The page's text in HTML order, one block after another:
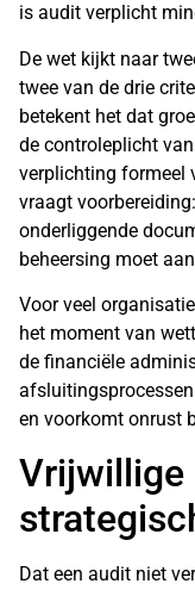
is audit verplicht
De wet kijkt naar
twee van de drie
betekent het dat
de controleplicht
verplichting formeel
vraagt
onderliggende
beheersing moet
Voor veel
het moment van
de financiële
en voorkomt onrust
Vrijwillige
Dat een audit niet